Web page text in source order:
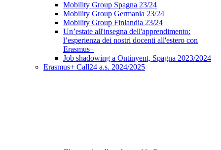
Mobility Group Spagna 23/24
Mobility Group Germania 23/24
Mobility Group Finlandia 23/24
Un’estate all'insegna dell'apprendimento:
l’esperienza dei nostri docenti all'estero con
Erasmus+
Job shadowing a Ontinyent, Spagna 2023/2024
Erasmus+ Call24 a.s. 2024/2025